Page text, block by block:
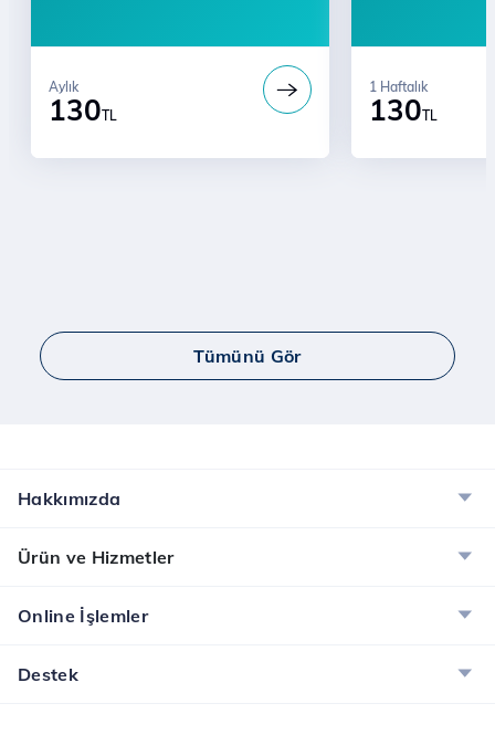
130TL
Aylık
130TL
1 Haftalık
Tümünü Gör
Hakkımızda
Ürün ve Hizmetler
Online İşlemler
Destek